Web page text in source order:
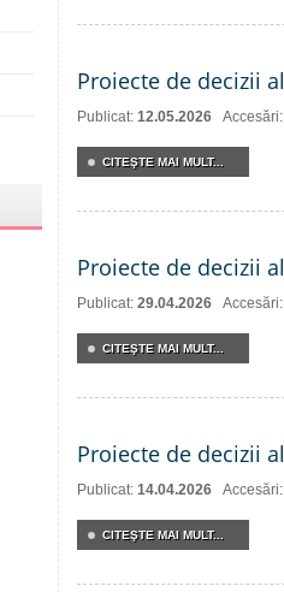
Proiecte de decizii
Publicat: 12.05.2026
CITEŞTE MAI MULT...
Proiecte de decizii
Publicat: 29.04.2026
CITEŞTE MAI MULT...
Proiecte de decizii
Publicat: 14.04.2026
CITEŞTE MAI MULT...